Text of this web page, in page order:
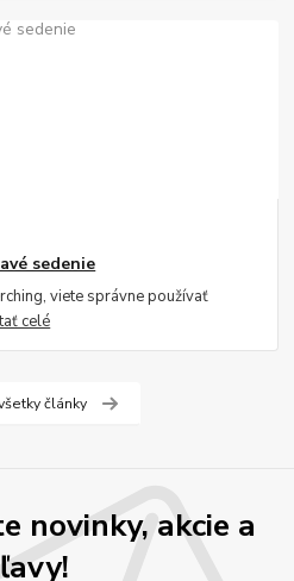
sedenie
viete správne používať
celé
články
novinky, akcie a